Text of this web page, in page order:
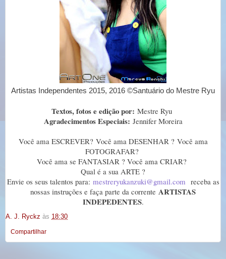
Artistas Independentes 2015, 2016 ©Santuário do Mestre Ryu
Textos, fotos e edição por: Mestre Ryu
Agradecimentos Especiais: Jennifer Moreira
Você ama ESCREVER? Você ama DESENHAR ? Você ama
FOTOGRAFAR?
Você ama se FANTASIAR ? Você ama CRIAR?
Qual é a sua ARTE ?
Envie os seus talentos para: mestreryukanzuki@gmail.com receba as
nossas instruções e faça parte da corrente ARTISTAS
INDEPEDENTES.
A. J. Ryckz às 18:30
Compartilhar